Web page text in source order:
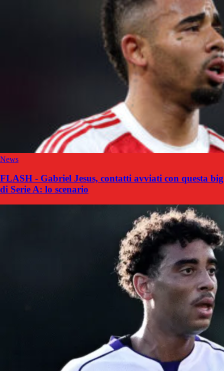
News
FLASH - Gabriel Jesus, contatti avviati con questa big
di Serie A: lo scenario